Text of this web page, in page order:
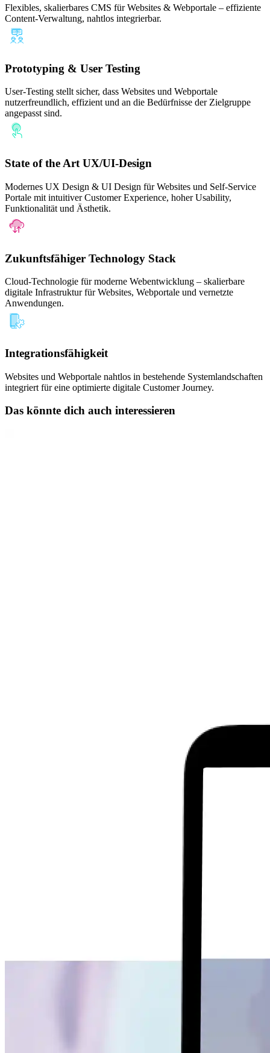
Flexibles, skalierbares CMS für Websites & Webportale – effiziente
Content-Verwaltung, nahtlos integrierbar.
Prototyping & User Testing
User-Testing stellt sicher, dass Websites und Webportale
nutzerfreundlich, effizient und an die Bedürfnisse der Zielgruppe
angepasst sind.
State of the Art UX/UI-Design
Modernes UX Design & UI Design für Websites und Self-Service
Portale mit intuitiver Customer Experience, hoher Usability,
Funktionalität und Ästhetik.
Zukunftsfähiger Technology Stack
Cloud-Technologie für moderne Webentwicklung – skalierbare
digitale Infrastruktur für Websites, Webportale und vernetzte
Anwendungen.
Integrationsfähigkeit
Websites und Webportale nahtlos in bestehende Systemlandschaften
integriert für eine optimierte digitale Customer Journey.
Das könnte dich auch interessieren